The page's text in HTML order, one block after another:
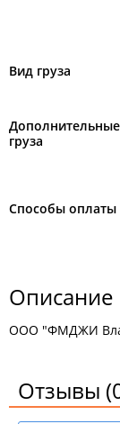
Вид груза
Дополнительные
груза
Способы оплаты
Описание
ООО "ФМДЖИ
Отзывы